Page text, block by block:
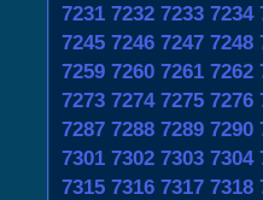
7231 7232 7233 7234
7245 7246 7247 7248
7259 7260 7261 7262
7273 7274 7275 7276
7287 7288 7289 7290
7301 7302 7303 7304
7315 7316 7317 7318